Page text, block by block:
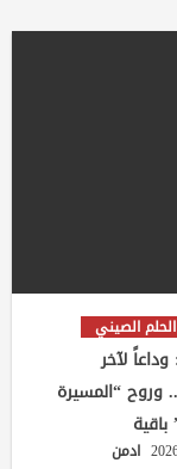
الحلم الصيني
لآخر
وروح “المسيرة
ادمن